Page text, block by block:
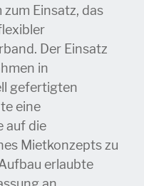
Einsatz, das
Der Einsatz
in
gefertigten
eine
auf die
Mietkonzepts zu
erlaubte